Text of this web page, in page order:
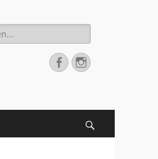
FacebookInstagram